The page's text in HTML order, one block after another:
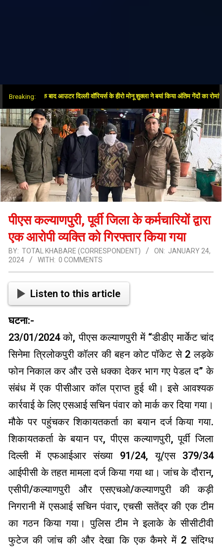
Breaking:
जीत के बाद आउटर दिल्ली वॉरियर्स के हीरो मोनू शुक्ला ने बयां किया अंतिम गेंदों का रोमांच
पीएस कल्याणपुरी, पूर्वी जिला के कर्मचारियों द्वारा
एक आरोपी व्यक्ति को गिरफ्तार किया गया
BY: TOTAL KHABARE (CORRESPONDENT) ON: JANUARY 24,
2024
WITH: 0 COMMENTS
Listen to this article
घटना:-
23/01/2024 को, पीएस कल्याणपुरी में “डीडीए मार्केट चांद
सिनेमा त्रिलोकपुरी कॉलर की बहन कोट पॉकेट से 2 लड़के
फोन निकाल कर और उसे धक्का देकर भाग गए पेडल द” के
संबंध में एक पीसीआर कॉल प्राप्त हुई थी। इसे आवश्यक
कार्रवाई के लिए एसआई सचिन पंवार को मार्क कर दिया गया।
मौके पर पहुंचकर शिकायतकर्ता का बयान दर्ज किया गया.
शिकायतकर्ता के बयान पर, पीएस कल्याणपुरी, पूर्वी जिला
दिल्ली में एफआईआर संख्या 91/24, यू/एस 379/34
आईपीसी के तहत मामला दर्ज किया गया था। जांच के दौरान,
एसीपी/कल्याणपुरी और एसएचओ/कल्याणपुरी की कड़ी
निगरानी में एसआई सचिन पंवार, एचसी सतेंद्र की एक टीम
का गठन किया गया। पुलिस टीम ने इलाके के सीसीटीवी
फुटेज की जांच की और देखा कि एक कैमरे में 2 संदिग्ध